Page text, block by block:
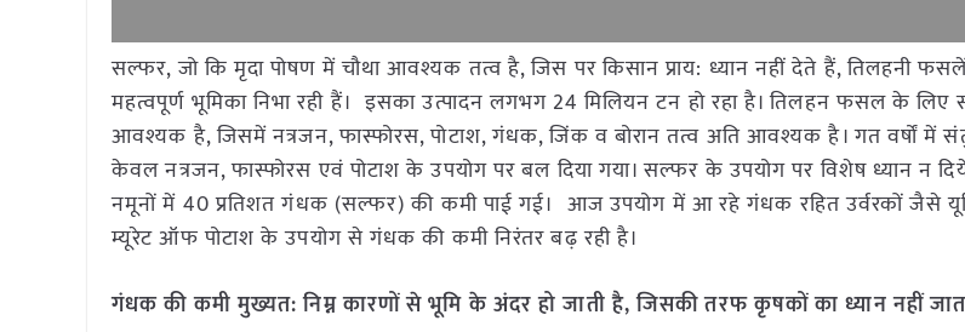
सल्फर, जो कि मृदा पोषण में चौथा आवश्यक तत्व है, जिस पर किसान प्राय: ध्यान नहीं देते हैं, तिलहनी
महत्वपूर्ण भूमिका निभा रही हैं। इसका उत्पादन लगभग 24 मिलियन टन हो रहा है। तिलहन फसल के लिए
आवश्यक है, जिसमें नत्रजन, फास्फोरस, पोटाश, गंधक, जिंक व बोरान तत्व अति आवश्यक है। गत वर्षों में
केवल नत्रजन, फास्फोरस एवं पोटाश के उपयोग पर बल दिया गया। सल्फर के उपयोग पर विशेष ध्यान न
नमूनों में 40 प्रतिशत गंधक (सल्फर) की कमी पाई गई। आज उपयोग में आ रहे गंधक रहित उर्वरकों जैसे
म्यूरेट ऑफ पोटाश के उपयोग से गंधक की कमी निरंतर बढ़ रही है।
गंधक की कमी मुख्यत: निम्न कारणों से भूमि के अंदर हो जाती है, जिसकी तरफ कृषकों का ध्यान नहीं